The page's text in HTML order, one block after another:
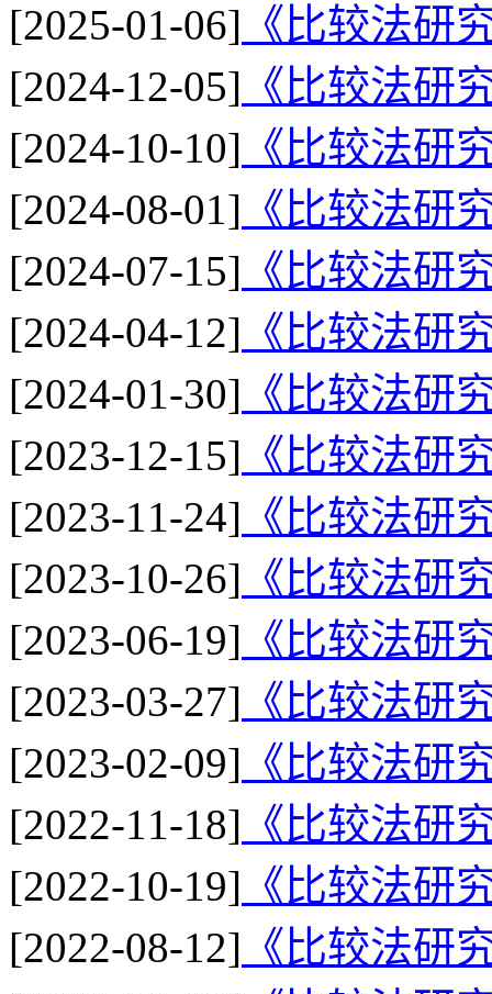
[2025-01-06] 《比较法研
[2024-12-05] 《比较法研
[2024-10-10] 《比较法研
[2024-08-01] 《比较法研
[2024-07-15] 《比较法研
[2024-04-12] 《比较法研
[2024-01-30] 《比较法研
[2023-12-15] 《比较法研
[2023-11-24] 《比较法研
[2023-10-26] 《比较法研
[2023-06-19] 《比较法研
[2023-03-27] 《比较法研
[2023-02-09] 《比较法研
[2022-11-18] 《比较法研
[2022-10-19] 《比较法研
[2022-08-12] 《比较法研